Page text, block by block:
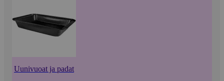
Uunivuoat ja padat